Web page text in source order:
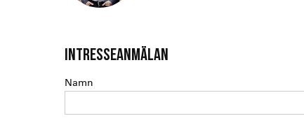
INTRESSEANMÄLAN
Namn